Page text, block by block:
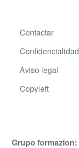
Contactar
Confidencialidad
Aviso legal
Copyleft
Grupo formazion: